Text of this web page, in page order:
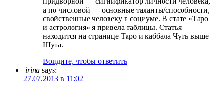
а по числовой — основные таланты/способности,
свойственные человеку в социуме. В стате «Таро
и астрология» я привела таблицы. Статья
находится на странице Таро и каббала Чуть выше
Шута.
Войдите, чтобы ответить
irina says:
27.07.2013 в 11:02